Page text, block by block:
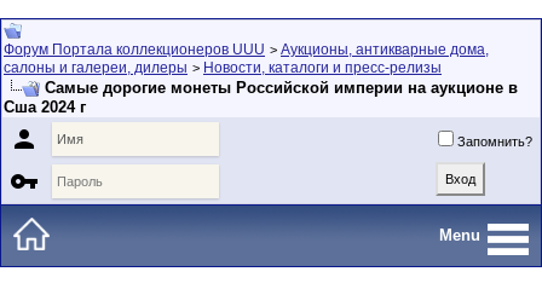
Форум Портала коллекционеров UUU > Аукционы, антикварные дома,
салоны и галереи, дилеры > Новости, каталоги и пресс-релизы
Самые дорогие монеты Российской империи на аукционе в
Сша 2024 г
 Запомнить?

Menu